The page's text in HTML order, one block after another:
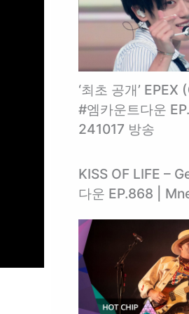
‘최초 공개’
#엠카운트다운
241017 방송
KISS OF LIFE –
다운 EP.868 |